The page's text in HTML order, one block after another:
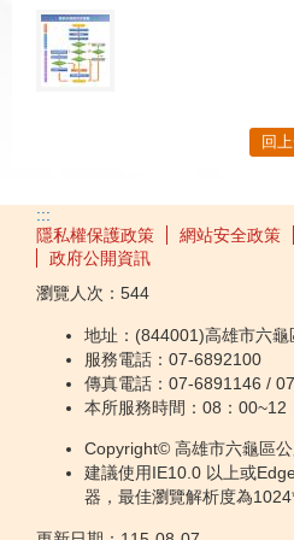
回
:::
隱私權保護政策
網站安全政策
政府公開資訊
瀏覽人次： 544
地址：(844001)高雄市六
服務電話：07-6892100
傳真電話：07-6891146 /
本所服務時間：08：
Copyright© 高雄市六龜區
建議使用IE10.0 以上或
器，最佳瀏覽解析度為